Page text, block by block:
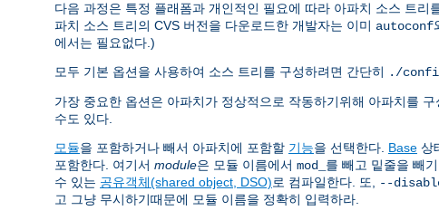
다음 과정은 특정 플래폼과 개인적인 필요에 따라 아파치 소스 트
파치 소스 트리의 CVS 버전을 다운로드한 개발자는 이미 autoconf
에서는 필요없다.)
모두 기본 옵션을 사용하여 소스 트리를 구성하려면 간단히 ./
가장 중요한 옵션은 아파치가 정상적으로 작동하기위해 아파치를
수도 있다.
모듈을 포함하거나 빼서 아파치에 포함할 기능을 선택한다. Base 상
포함한다. 여기서 module은 모듈 이름에서 mod_ 를 빼고 밑줄을 빼
수 있는 공유객체(shared object, DSO)로 컴파일한다. 또, --
고 그냥 무시하기때문에 모듈 이름을 정확히 입력하라.